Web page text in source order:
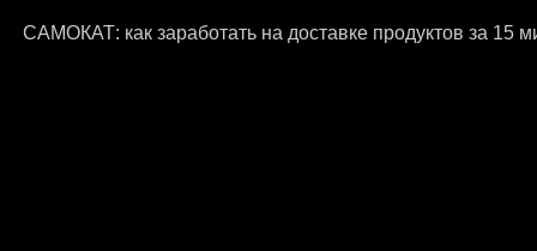
САМОКАТ: как заработать на доставке продуктов за